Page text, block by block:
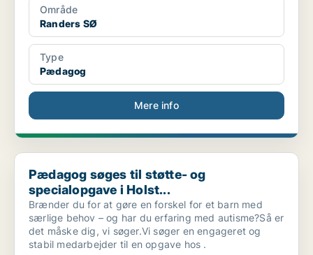
Område
Randers SØ
Type
Pædagog
Mere info
Pædagog søges til støtte- og specialopgave i Holst...
Pædagog søges til støtte- og
specialopgave i Holst...
Brænder du for at gøre en forskel for et barn med
særlige behov – og har du erfaring med autisme?Så er
det måske dig, vi søger.Vi søger en engageret og
stabil medarbejder til en opgave hos .